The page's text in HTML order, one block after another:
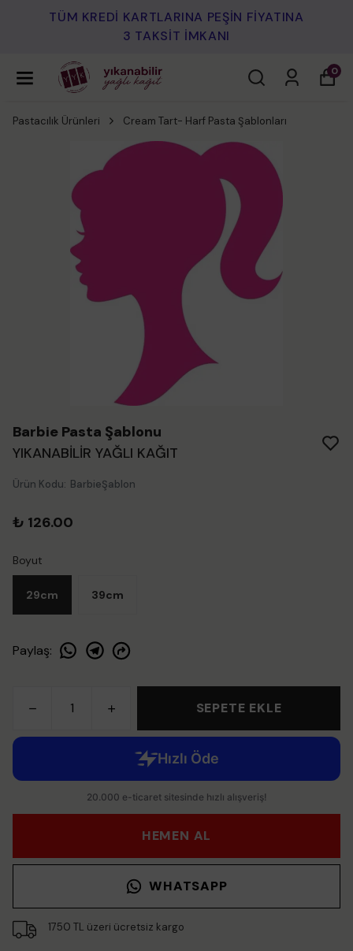
TÜM KREDİ KARTLARINA PEŞİN FİYATINA
3 TAKSİT İMKANI
0
Pastacılık Ürünleri Cream Tart- Harf Pasta Şablonları
Barbie Pasta Şablonu
YIKANABİLİR YAĞLI KAĞIT
Ürün Kodu: BarbieŞablon
₺ 126.00
Boyut
29cm 39cm
Paylaş:
SEPETE EKLE
HEMEN AL
WHATSAPP
1750 TL üzeri ücretsiz kargo